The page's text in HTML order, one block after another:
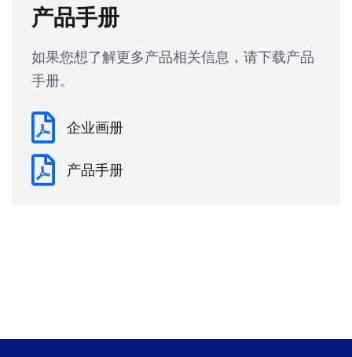
产品手册
如果您想了解更多产品相关信息，请下载产品
手册。
企业画册
产品手册